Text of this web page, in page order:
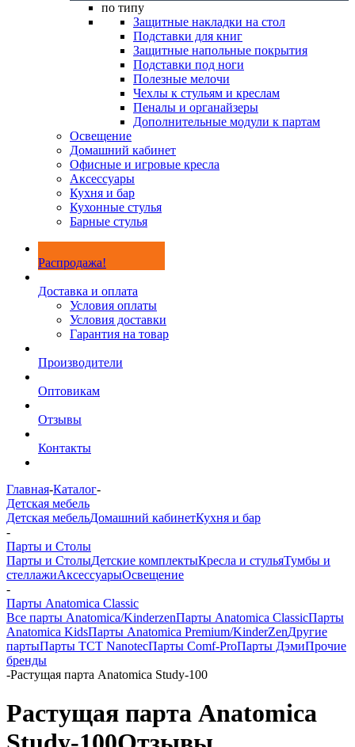
по типу
Защитные накладки на стол
Подставки для книг
Защитные напольные покрытия
Подставки под ноги
Полезные мелочи
Чехлы к стульям и креслам
Пеналы и органайзеры
Дополнительные модули к партам
Освещение
Домашний кабинет
Офисные и игровые кресла
Аксессуары
Кухня и бар
Кухонные стулья
Барные стулья
Распродажа!
Доставка и оплата
Условия оплаты
Условия доставки
Гарантия на товар
Производители
Оптовикам
Отзывы
Контакты
Главная-Каталог-
Детская мебель
Детская мебельДомашний кабинетКухня и бар
-
Парты и Столы
Парты и СтолыДетские комплектыКресла и стульяТумбы и
стеллажиАксессуарыОсвещение
-
Парты Anatomica Classic
Все парты Anatomica/KinderzenПарты Anatomica ClassicПарты
Anatomica KidsПарты Anatomica Premium/KinderZenДругие
партыПарты TCT NanotecПарты Comf-ProПарты ДэмиПрочие
бренды
-Растущая парта Anatomica Study-100
Растущая парта Anatomica